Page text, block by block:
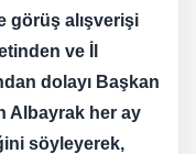
görüş alışverişi
ve İl
dolayı Başkan
Albayrak her ay
söyleyerek,